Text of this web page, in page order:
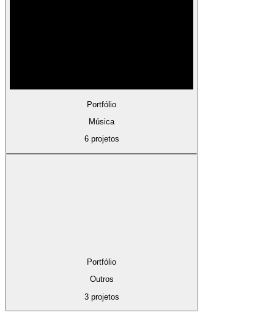
Portfólio
Música
6 projetos
Portfólio
Outros
3 projetos